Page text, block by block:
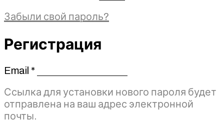
Забыли свой пароль?
Регистрация
Email *Обязательно
Ссылка для установки нового пароля будет
отправлена ​​на ваш адрес электронной
почты.